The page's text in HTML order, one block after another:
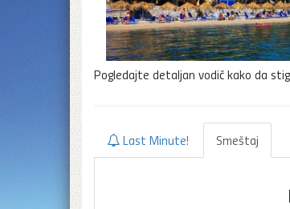
Pogledajte detaljan vodič kako da
Last Minute! Smeštaj